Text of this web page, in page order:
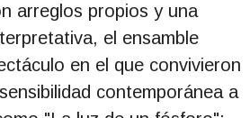
arreglos propios y una
el ensamble
en el que convivieron
contemporánea a